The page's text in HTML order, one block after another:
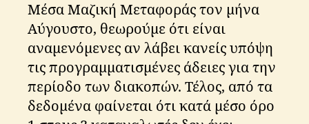
Μέσα Μαζική Μεταφοράς τον μήνα
Αύγουστο, θεωρούμε ότι είναι
αναμενόμενες αν λάβει κανείς υπόψη
τις προγραμματισμένες άδειες για την
περίοδο των διακοπών. Τέλος, από τα
δεδομένα φαίνεται ότι κατά μέσο όρο